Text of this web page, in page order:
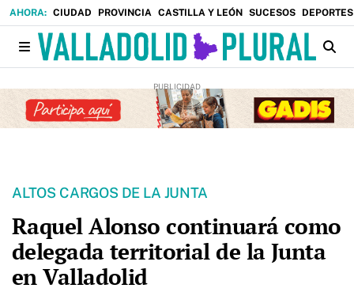
CIUDAD PROVINCIA CASTILLA Y LEÓN SUCESOS DEPORTES
ALTOS CARGOS DE LA JUNTA
Raquel Alonso continuará como
delegada territorial de la Junta
en Valladolid